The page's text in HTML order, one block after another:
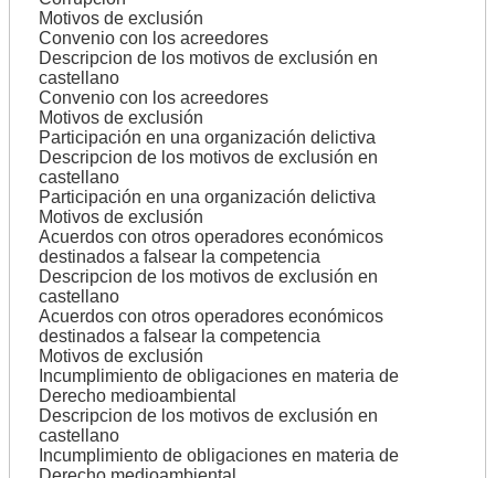
Motivos de exclusión
Convenio con los acreedores
Descripcion de los motivos de exclusión en
castellano
Convenio con los acreedores
Motivos de exclusión
Participación en una organización delictiva
Descripcion de los motivos de exclusión en
castellano
Participación en una organización delictiva
Motivos de exclusión
Acuerdos con otros operadores económicos
destinados a falsear la competencia
Descripcion de los motivos de exclusión en
castellano
Acuerdos con otros operadores económicos
destinados a falsear la competencia
Motivos de exclusión
Incumplimiento de obligaciones en materia de
Derecho medioambiental
Descripcion de los motivos de exclusión en
castellano
Incumplimiento de obligaciones en materia de